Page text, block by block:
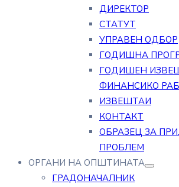
ДИРЕКТОР
СТАТУТ
УПРАВЕН ОДБОР
ГОДИШНА
ГОДИШЕН
ФИНАНСИКО
ИЗВЕШТАИ
КОНТАКТ
ОБРАЗЕЦ ЗА
ПРОБЛЕМ
ОРГАНИ НА ОПШТИНАТА
ГРАДОНАЧАЛНИК